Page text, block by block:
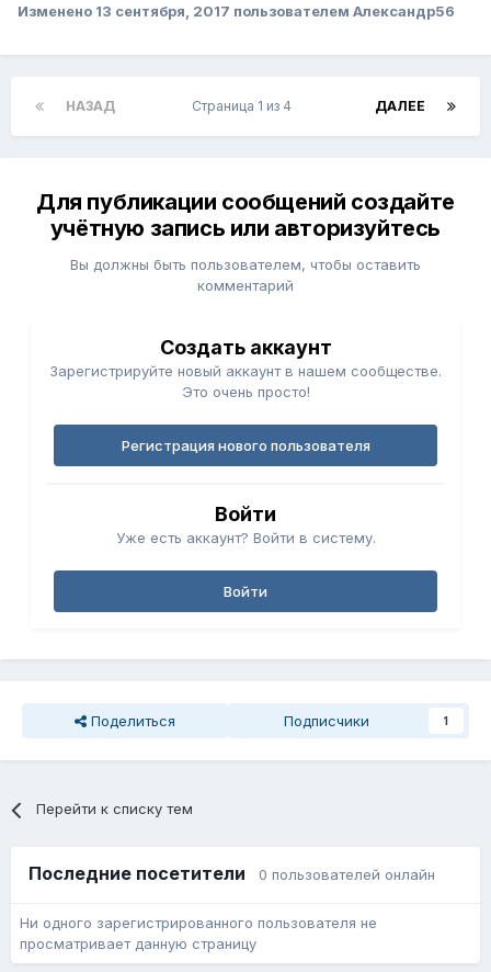
Изменено 13 сентября, 2017 пользователем Александр56
НАЗАД ДАЛЕЕ
Страница 1 из 4
Для публикации сообщений создайте
учётную запись или авторизуйтесь
Вы должны быть пользователем, чтобы оставить
комментарий
Создать аккаунт
Зарегистрируйте новый аккаунт в нашем сообществе.
Это очень просто!
Регистрация нового пользователя
Войти
Уже есть аккаунт? Войти в систему.
Войти
Поделиться Подписчики 1
Перейти к списку тем
Последние посетители 0 пользователей онлайн
Ни одного зарегистрированного пользователя не
просматривает данную страницу